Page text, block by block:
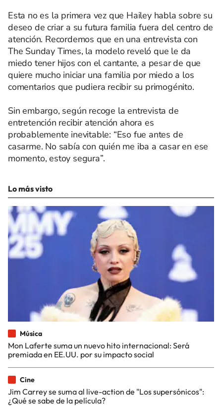
Esta no es la primera vez que Hailey habla sobre su
deseo de criar a su futura familia fuera del centro de
atención. Recordemos que en una entrevista con
The Sunday Times, la modelo reveló que le da
miedo tener hijos con el cantante, a pesar de que
quiere mucho iniciar una familia por miedo a los
comentarios que pudiera recibir su primogénito.
Sin embargo, según recoge la entrevista de
entretención recibir atención ahora es
probablemente inevitable: “Eso fue antes de
casarme. No sabía con quién me iba a casar en ese
momento, estoy segura”.
Lo más visto
Música
Mon Laferte suma un nuevo hito internacional: Será
premiada en EE.UU. por su impacto social
Cine
Jim Carrey se suma al live-action de "Los supersónicos":
¿Qué se sabe de la película?